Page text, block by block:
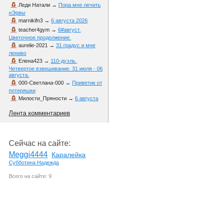
Леди Натали → Пора мне лечить
нЭрвы
marnikifn3 → 6 августа 2026
teacher4gym → 6#август.
Цветочное продолжение.
aurelie-2021 → 31 градус и мне
лениво
Елена423 → 110-дуэль.
Четвертое взвешивание. 31 июля - 06
августа.
000-Светлана-000 → Приветик от
потеряшки
Милости_Пряности → 6 августа
Лента комментариев
Сейчас на сайте:
Meggi4444 Каралейка
Субботина Надежда
Всего на сайте: 9